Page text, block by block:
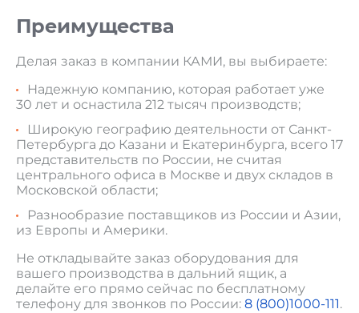
Преимущества
Делая заказ в компании КАМИ, вы выбираете:
Надежную компанию, которая работает уже
30 лет и оснастила 212 тысяч производств;
Широкую географию деятельности от Санкт-
Петербурга до Казани и Екатеринбурга, всего 17
представительств по России, не считая
центрального офиса в Москве и двух складов в
Московской области;
Разнообразие поставщиков из России и Азии,
из Европы и Америки.
Не откладывайте заказ оборудования для
вашего производства в дальний ящик, а
делайте его прямо сейчас по бесплатному
телефону для звонков по России: 8 (800)1000-111.